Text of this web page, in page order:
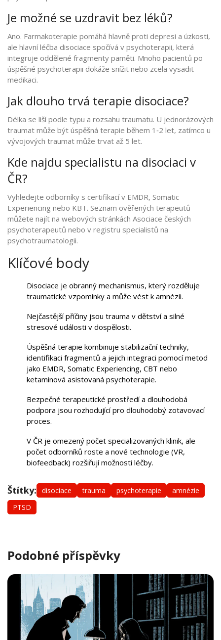
Je možné se uzdravit bez léků?
Ano. Farmakoterapie pomáhá hlavně proti depresi a úzkosti,
ale hlavní léčba disociace spočívá v psychoterapii, která
integruje oddělené fragmenty paměti. Mnoho pacientů po
úspěšné psychoterapii dokáže snížit nebo zcela vysadit
medikaci.
Jak dlouho trvá terapie disociace?
Délka se liší podle typu a rozsahu traumatu. U jednorázových
traumat může být úspěšná terapie během 1‑2 let, zatímco u
vývojových traumat může trvat až 5 let.
Kde najdu specialistu na disociaci v
ČR?
Vyhledejte odborníky s certifikací v EMDR, Somatic
Experiencing nebo KBT. Seznam ověřených terapeutů
můžete najít na webových stránkách Asociace českých
psychoterapeutů nebo v registru specialistů na
psychotraumatologii.
Klíčové body
Disociace je obranný mechanismus, který rozděluje
traumatické vzpomínky a může vést k amnézii.
Nejčastější příčiny jsou trauma v dětství a silné
stresové události v dospělosti.
Úspěšná terapie kombinuje stabilizační techniky,
identifikaci fragmentů a jejich integraci pomocí metod
jako EMDR, Somatic Experiencing, CBT nebo
ketaminová asistovaná psychoterapie.
Bezpečné terapeutické prostředí a dlouhodobá
podpora jsou rozhodující pro dlouhodobý zotavovací
proces.
V ČR je omezený počet specializovaných klinik, ale
počet odborníků roste a nové technologie (VR,
biofeedback) rozšiřují možnosti léčby.
Štítky: disociace trauma psychoterapie
amnézie
PTSD
Podobné příspěvky